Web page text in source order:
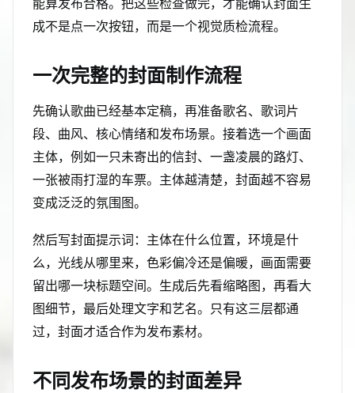
能算发布合格。把这些检查做完，才能确认封面生
成不是点一次按钮，而是一个视觉质检流程。
一次完整的封面制作流程
先确认歌曲已经基本定稿，再准备歌名、歌词片
段、曲风、核心情绪和发布场景。接着选一个画面
主体，例如一只未寄出的信封、一盏凌晨的路灯、
一张被雨打湿的车票。主体越清楚，封面越不容易
变成泛泛的氛围图。
然后写封面提示词：主体在什么位置，环境是什
么，光线从哪里来，色彩偏冷还是偏暖，画面需要
留出哪一块标题空间。生成后先看缩略图，再看大
图细节，最后处理文字和艺名。只有这三层都通
过，封面才适合作为发布素材。
不同发布场景的封面差异